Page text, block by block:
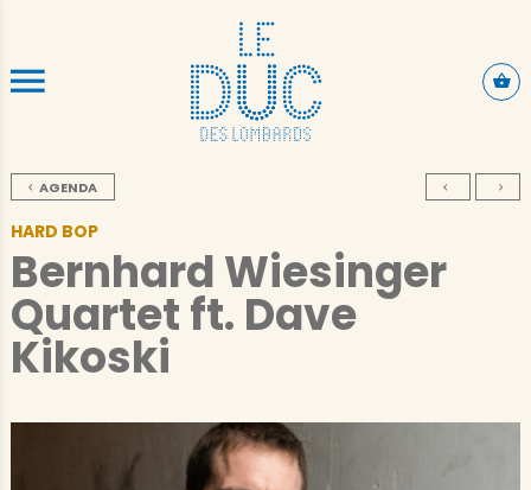
ALLER AU CONTENU PRINCIPAL
AGENDA
HARD BOP
Bernhard Wiesinger
Quartet ft. Dave
Kikoski